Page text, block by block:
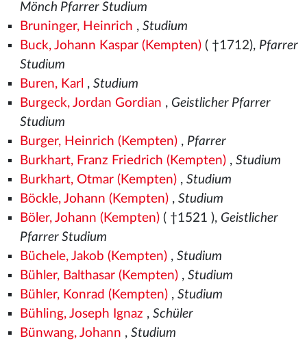
Mönch Pfarrer Studium
Bruninger, Heinrich , Studium
Buck, Johann Kaspar (Kempten)( †1712), Pfarrer
Studium
Buren, Karl , Studium
Burgeck, Jordan Gordian , Geistlicher Pfarrer
Studium
Burger, Heinrich (Kempten), Pfarrer
Burkhart, Franz Friedrich (Kempten), Studium
Burkhart, Otmar (Kempten), Studium
Böckle, Johann (Kempten), Studium
Böler, Johann (Kempten)( †1521 ), Geistlicher
Pfarrer Studium
Büchele, Jakob (Kempten), Studium
Bühler, Balthasar (Kempten), Studium
Bühler, Konrad (Kempten), Studium
Bühling, Joseph Ignaz , Schüler
Bünwang, Johann , Studium